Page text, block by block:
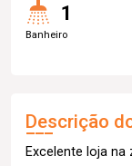
1
Banheiro
Descrição
Excelente loja